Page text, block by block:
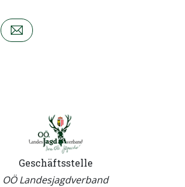
Geschäftsstelle
OÖ Landesjagdverband